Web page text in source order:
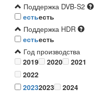
Поддержка DVB-S2
естьесть
Поддержка HDR
естьесть
Год производства
2019
2020
2021
2022
20232023
2024